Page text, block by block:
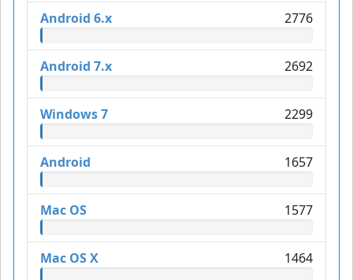
Android 6.x 2776
Android 7.x 2692
Windows 7 2299
Android 1657
Mac OS 1577
Mac OS X 1464